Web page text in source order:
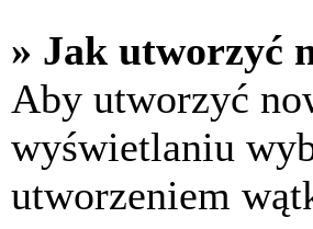
» Jak utworzyć
Aby utworzyć
wyświetlaniu
utworzeniem